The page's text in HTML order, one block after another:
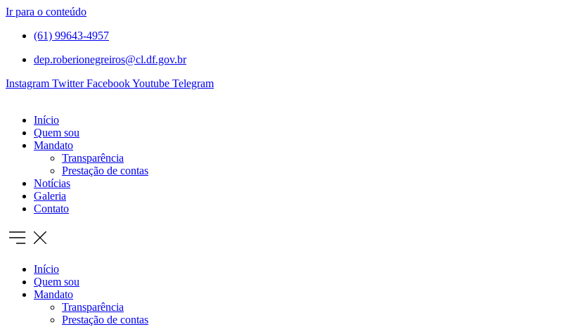
Ir para o conteúdo
(61) 99643-4957
dep.roberionegreiros@cl.df.gov.br
Instagram Twitter FacebookYoutube Telegram
Início
Quem sou
Mandato
Transparência
Prestação de contas
Notícias
Galeria
Contato
Início
Quem sou
Mandato
Transparência
Prestação de contas